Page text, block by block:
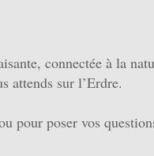
connectée à la
attends sur l’Erdre.
pour poser vos